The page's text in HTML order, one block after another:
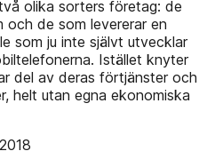
olika sorters företag: de
och de som levererar en
som ju inte självt utvecklar
Istället knyter
del av deras förtjänster och
helt utan egna ekonomiska